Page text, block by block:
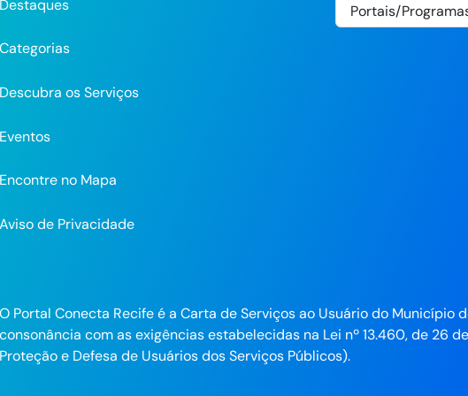
Destaques
Categorias
Descubra os Serviços
Eventos
Encontre no Mapa
Aviso de Privacidade
O Portal Conecta Recife é a Carta de Serviços ao Usuário do Município
consonância com as exigências estabelecidas na Lei nº 13.460, de 26
Proteção e Defesa de Usuários dos Serviços Públicos).